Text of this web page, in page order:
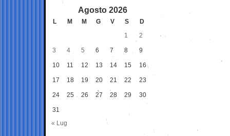
Agosto 2026
L M M G V S
D
1
2
3 4 5 6 7 8 9
10 11 12 13 14 15 16
17 18 19 20 21 22 23
24 25 26 27 28 29 30
31
« Lug